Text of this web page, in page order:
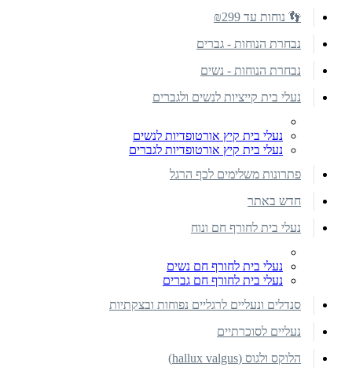
👣 נוחות עד ₪299
נבחרת הנוחות - גברים
נבחרת הנוחות - נשים
נעלי בית קייציות לנשים ולגברים
נעלי בית קיץ אורטופדיות לנשים
נעלי בית קיץ אורטופדיות לגברים
פתרונות משלימים לכף הרגל
חדש באתר
נעלי בית לחורף חם ונוח
נעלי בית לחורף חם נשים
נעלי בית לחורף חם גברים
סנדלים ונעליים לרגליים נפוחות ובצקתיות
נעליים לסוכרתיים
הלוקס ולגוס (hallux valgus)